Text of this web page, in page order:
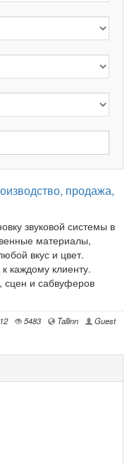
продажа,
звуковой системы в
материалы,
вкус и цвет.
каждому клиенту.
сцен и сабвуферов
5483 Tallinn Guest